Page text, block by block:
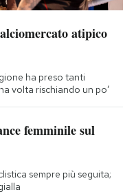
atipico
ha preso tanti
volta rischiando un po’
femminile sul
sempre più seguita;